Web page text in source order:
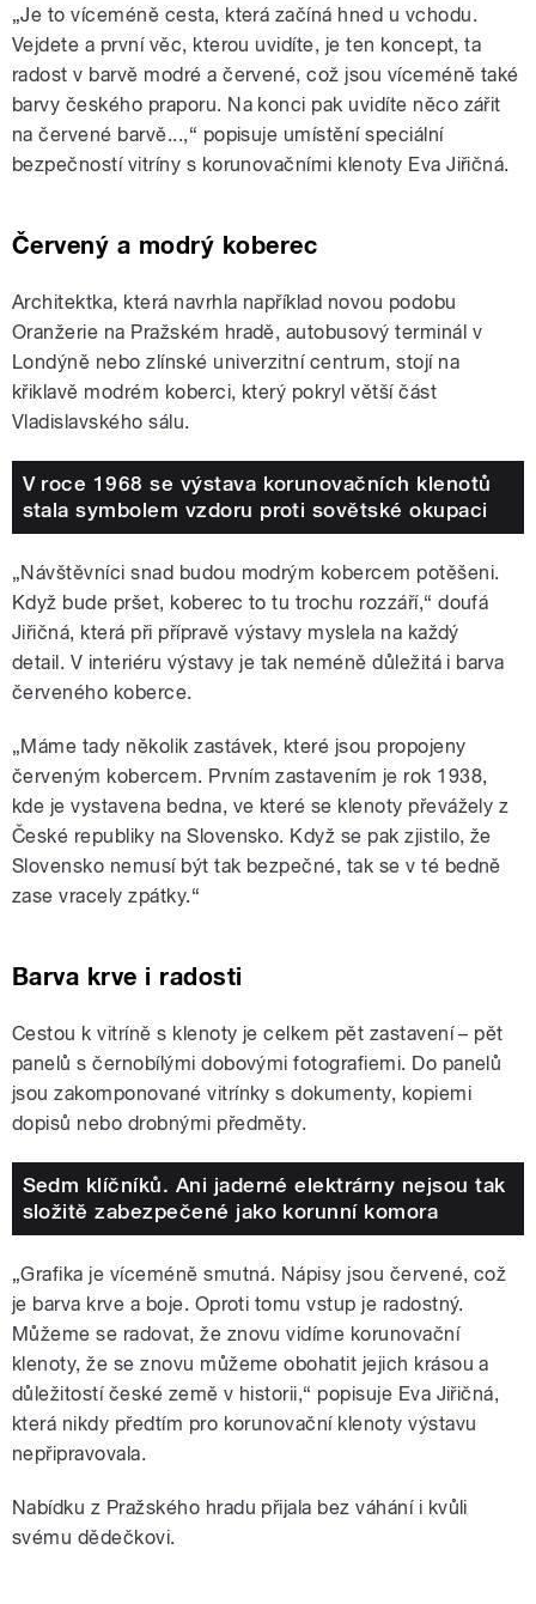
„Je to víceméně cesta, která začíná hned u vchodu.
Vejdete a první věc, kterou uvidíte, je ten koncept, ta
radost v barvě modré a červené, což jsou víceméně také
barvy českého praporu. Na konci pak uvidíte něco zářit
na červené barvě...,“ popisuje umístění speciální
bezpečností vitríny s korunovačními klenoty Eva Jiřičná.
Červený a modrý koberec
Architektka, která navrhla například novou podobu
Oranžerie na Pražském hradě, autobusový terminál v
Londýně nebo zlínské univerzitní centrum, stojí na
křiklavě modrém koberci, který pokryl větší část
Vladislavského sálu.
V roce 1968 se výstava korunovačních klenotů
stala symbolem vzdoru proti sovětské okupaci
„Návštěvníci snad budou modrým kobercem potěšeni.
Když bude pršet, koberec to tu trochu rozzáří,“ doufá
Jiřičná, která při přípravě výstavy myslela na každý
detail. V interiéru výstavy je tak neméně důležitá i barva
červeného koberce.
„Máme tady několik zastávek, které jsou propojeny
červeným kobercem. Prvním zastavením je rok 1938,
kde je vystavena bedna, ve které se klenoty převážely z
České republiky na Slovensko. Když se pak zjistilo, že
Slovensko nemusí být tak bezpečné, tak se v té bedně
zase vracely zpátky.“
Barva krve i radosti
Cestou k vitríně s klenoty je celkem pět zastavení – pět
panelů s černobílými dobovými fotografiemi. Do panelů
jsou zakomponované vitrínky s dokumenty, kopiemi
dopisů nebo drobnými předměty.
Sedm klíčníků. Ani jaderné elektrárny nejsou tak
složitě zabezpečené jako korunní komora
„Grafika je víceméně smutná. Nápisy jsou červené, což
je barva krve a boje. Oproti tomu vstup je radostný.
Můžeme se radovat, že znovu vidíme korunovační
klenoty, že se znovu můžeme obohatit jejich krásou a
důležitostí české země v historii,“ popisuje Eva Jiřičná,
která nikdy předtím pro korunovační klenoty výstavu
nepřipravovala.
Nabídku z Pražského hradu přijala bez váhání i kvůli
svému dědečkovi.